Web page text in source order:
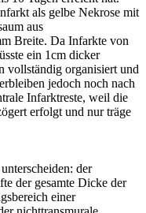
als gelbe Nekrose mit
aus
Breite. Da Infarkte von
ein 1cm dicker
vollständig organisiert und
jedoch noch nach
Infarktreste, weil die
erfolgt und nur träge
der
der gesamte Dicke der
einer